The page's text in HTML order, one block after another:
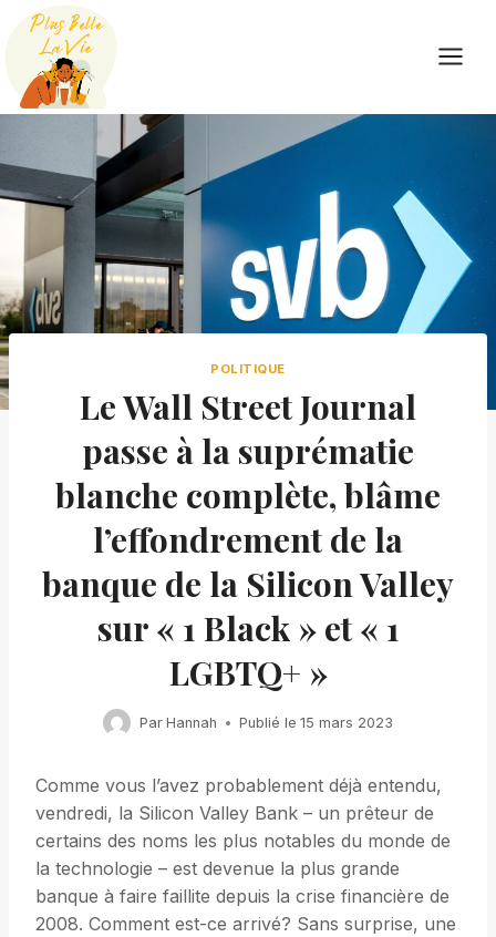
Skip
content
POLITIQUE
Le Wall Street Journal
passe à la suprématie
blanche complète, blâme
l’effondrement de la
banque de la Silicon Valley
sur « 1 Black » et « 1
LGBTQ+ »
Par Hannah Publié le 15 mars 2023
Comme vous l’avez probablement déjà entendu,
vendredi, la Silicon Valley Bank – un prêteur de
certains des noms les plus notables du monde de
la technologie – est devenue la plus grande
banque à faire faillite depuis la crise financière de
2008. Comment est-ce arrivé? Sans surprise, une